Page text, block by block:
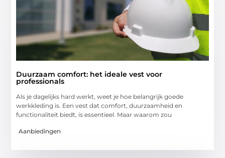
Duurzaam comfort: het ideale vest voor
professionals
Als je dagelijks hard werkt, weet je hoe belangrijk goede
werkkleding is. Een vest dat comfort, duurzaamheid en
functionaliteit biedt, is essentieel. Maar waarom zou
Aanbiedingen